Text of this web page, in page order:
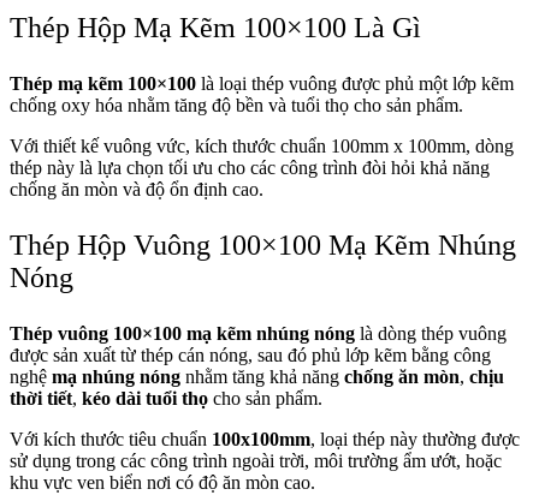
Thép Hộp Mạ Kẽm 100×100 Là Gì
Thép mạ kẽm 100×100 là loại thép vuông được phủ một lớp kẽm
chống oxy hóa nhằm tăng độ bền và tuổi thọ cho sản phẩm.
Với thiết kế vuông vức, kích thước chuẩn 100mm x 100mm, dòng
thép này là lựa chọn tối ưu cho các công trình đòi hỏi khả năng
chống ăn mòn và độ ổn định cao.
Thép Hộp Vuông 100×100 Mạ Kẽm Nhúng
Nóng
Thép vuông 100×100 mạ kẽm nhúng nóng là dòng thép vuông
được sản xuất từ thép cán nóng, sau đó phủ lớp kẽm bằng công
nghệ mạ nhúng nóng nhằm tăng khả năng chống ăn mòn, chịu
thời tiết, kéo dài tuổi thọ cho sản phẩm.
Với kích thước tiêu chuẩn 100x100mm, loại thép này thường được
sử dụng trong các công trình ngoài trời, môi trường ẩm ướt, hoặc
khu vực ven biển nơi có độ ăn mòn cao.